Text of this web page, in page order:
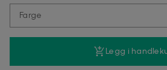
Farge
Legg i